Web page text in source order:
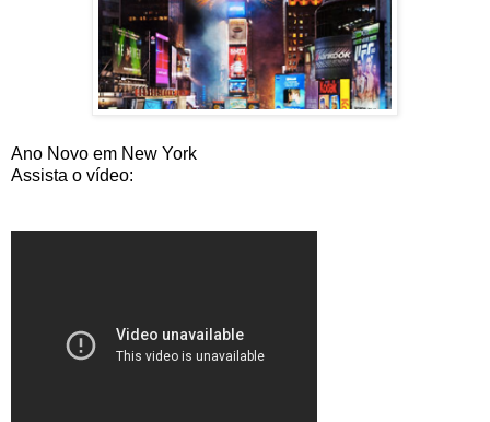
Ano Novo em New York
Assista o vídeo: